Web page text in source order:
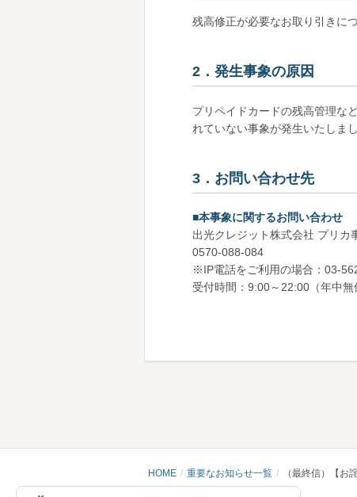
残高修正が必要なお取り引きに
2．発生事象の原因
プリペイドカードの残高管理な
れていない事象が発生いたしまし
3．お問い合わせ先
■本事象に関するお問い合わせ
出光クレジット株式会社 プリカ
0570-088-084
※IP電話をご利用の場合：03-
受付時間：9:00～22:00（年中無
HOME 重要なお知らせ一覧 （最終信）【お